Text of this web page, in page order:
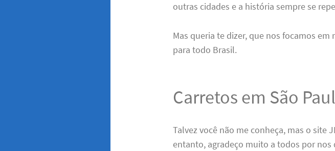
outras cidades e a história sempre se
Mas queria te dizer, que nos focamos
para todo Brasil.
Carretos em São
Talvez você não me conheça, mas o site
entanto, agradeço muito a todos por nos